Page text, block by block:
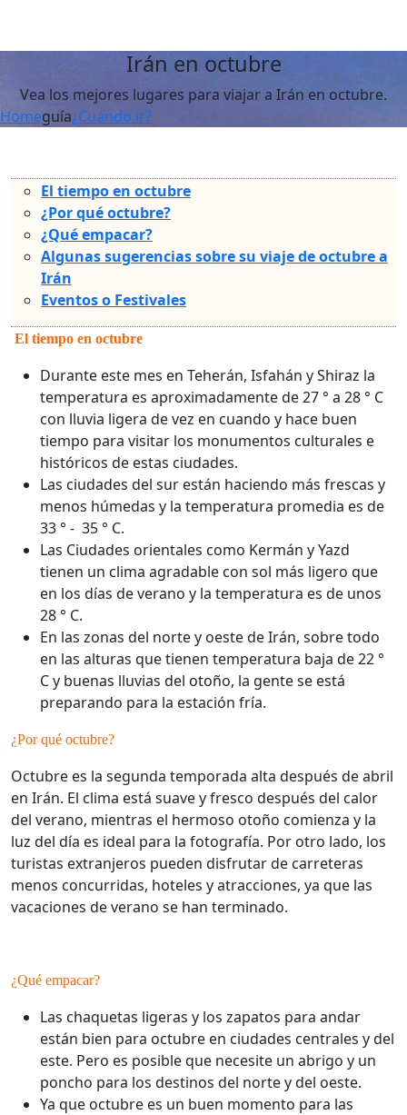
Irán en octubre
Vea los mejores lugares para viajar a Irán en octubre.
Homeguía¿Cuándo ir?
El tiempo en octubre
¿Por qué octubre?
¿Qué empacar?
Algunas sugerencias sobre su viaje de octubre a
Irán
Eventos o Festivales
El tiempo en octubre
Durante este mes en Teherán, Isfahán y Shiraz la
temperatura es aproximadamente de 27 ° a 28 ° C
con lluvia ligera de vez en cuando y hace buen
tiempo para visitar los monumentos culturales e
históricos de estas ciudades.
Las ciudades del sur están haciendo más frescas y
menos húmedas y la temperatura promedia es de
33 ° - 35 ° C.
Las Ciudades orientales como Kermán y Yazd
tienen un clima agradable con sol más ligero que
en los días de verano y la temperatura es de unos
28 ° C.
En las zonas del norte y oeste de Irán, sobre todo
en las alturas que tienen temperatura baja de 22 °
C y buenas lluvias del otoño, la gente se está
preparando para la estación fría.
¿Por qué octubre?
Octubre es la segunda temporada alta después de abril
en Irán. El clima está suave y fresco después del calor
del verano, mientras el hermoso otoño comienza y la
luz del día es ideal para la fotografía. Por otro lado, los
turistas extranjeros pueden disfrutar de carreteras
menos concurridas, hoteles y atracciones, ya que las
vacaciones de verano se han terminado.
¿Qué empacar?
Las chaquetas ligeras y los zapatos para andar
están bien para octubre en ciudades centrales y del
este. Pero es posible que necesite un abrigo y un
poncho para los destinos del norte y del oeste.
Ya que octubre es un buen momento para las